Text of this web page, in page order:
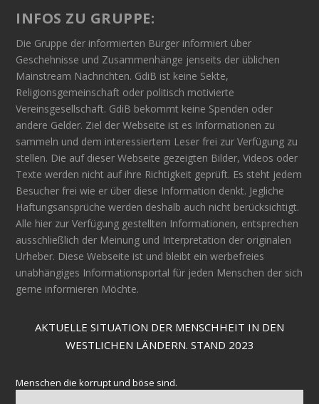
INFOS ZU GRUPPE:
Die Gruppe der informierten Bürger informiert über
Geschehnisse und Zusammenhänge jenseits der üblichen
Mainstream Nachrichten. GdiB ist keine Sekte,
Religionsgemeinschaft oder politisch motivierte
Vereinsgesellschaft. GdiB bekommt keine Spenden oder
andere Gelder. Ziel der Webseite ist es Informationen zu
sammeln und dem interessiertem Leser frei zur Verfügung zu
stellen. Die auf dieser Webseite gezeigten Bilder, Videos oder
Texte werden nicht auf ihre Richtigkeit geprüft. Es steht jedem
Besucher frei wie er über diese Information denkt. Jegliche
Haftungsansprüche werden deshalb auch nicht berücksichtigt.
Alle hier zur Verfügung gestellten Informationen, entsprechen
ausschließlich der Meinung und Interpretation der originalen
Urheber. Diese Webseite ist und bleibt ein werbefreies
unabhängiges Informationsportal für jeden Menschen der sich
gerne informieren Möchte.
AKTUELLE SITUATION DER MENSCHHEIT IN DEN
WESTLICHEN LÄNDERN. STAND 2023
Menschen die korrupt und böse sind.